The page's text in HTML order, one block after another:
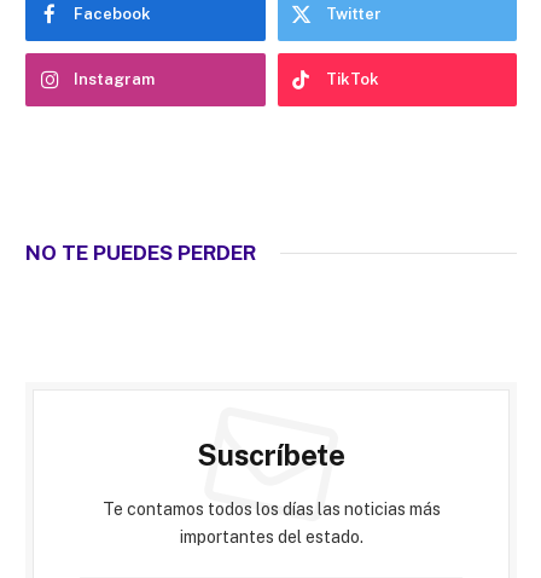
Facebook Twitter
Instagram TikTok
NO TE PUEDES PERDER
Suscríbete
Te contamos todos los días las noticias más
importantes del estado.